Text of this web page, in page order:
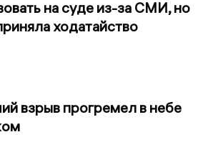
на суде из-за СМИ, но
ходатайство
взрыв прогремел в небе